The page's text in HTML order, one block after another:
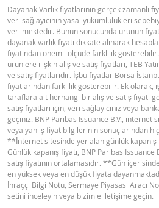
BNPP SPK ONAYLI OZET (12
2026 IHRACI)
BNPP SPK ONAYLI SERMAYE
ARACI NOTU (12 MAYIS 2026
BNPP SPK ONAYLI SERMAYE
ARACI NOTU (12 MAYIS 2026
FIYAT BILGISI
Gösterge fiyat hesaplanamadı.
Dayanak Varlık fiyatlarının gerçek zamanlı
veri sağlayıcının yasal yükümlülükleri
verilmektedir. Bunun sonucunda ürünün
dayanak varlık fiyatı dikkate alınarak
fiyatından önemli ölçüde farklılık
ürünlere ilişkin alış ve satış fiyatları, TEB
ve satış fiyatlarıdır. İşbu fiyatlar Borsa
fiyatlarından farklılık gösterebilir. Ek olarak,
taraflara ait herhangi bir alış ve satış fiyatı
satış fiyatları için, veri sağlayıcınız veya
geçiniz. BNP Paribas Issuance B.V., internet
veya yanlış fiyat bilgilerinin sonuçlarından
**İnternet sitesinde yer alan günlük kapanış
Günlük kapanış fiyatı, BNP Paribas Issuance
satış fiyatının ortalamasıdır. **Gün
en yüksek veya en düşük fiyata
İhraççı Bilgi Notu, Sermaye Piyasası Aracı
setini inceleyin veya bizimle iletişime geçin.